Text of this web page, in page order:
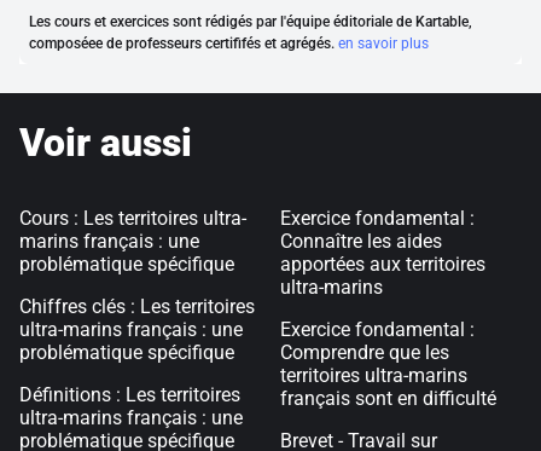
Les cours et exercices sont rédigés par l'équipe éditoriale de Kartable,
composéee de professeurs certififés et agrégés. en savoir plus
Voir aussi
Cours : Les territoires ultra-
marins français : une
problématique spécifique
Chiffres clés : Les territoires
ultra-marins français : une
problématique spécifique
Définitions : Les territoires
ultra-marins français : une
problématique spécifique
Exercice fondamental :
Connaître les aides
apportées aux territoires
ultra-marins
Exercice fondamental :
Comprendre que les
territoires ultra-marins
français sont en difficulté
Brevet - Travail sur